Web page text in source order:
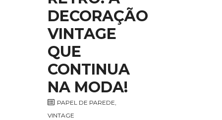
DECORAÇÃO
VINTAGE
QUE
CONTINUA
NA MODA!
PAPEL DE PAREDE,
VINTAGE